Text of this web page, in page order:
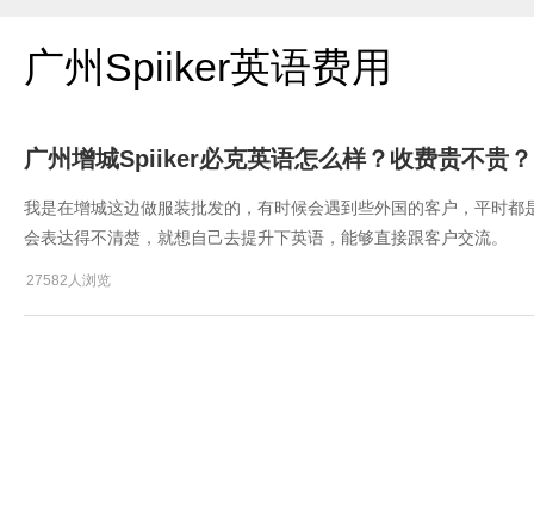
广州Spiiker英语费用
广州增城Spiiker必克英语怎么样？收费贵不贵？
我是在增城这边做服装批发的，有时候会遇到些外国的客户，平时
会表达得不清楚，就想自己去提升下英语，能够直接跟客户交流。
27582人浏览